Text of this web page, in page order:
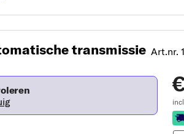
transmissie Art.nr.